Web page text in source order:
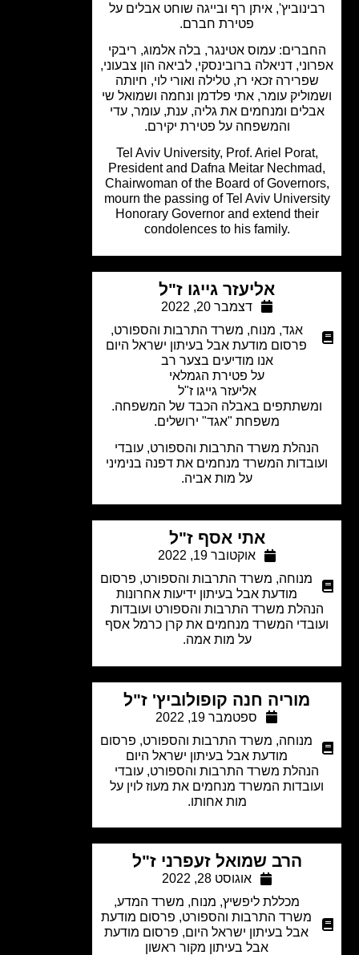
איתן רף ובייגה שוחט אבלים על
פטירת חברם.
עמוס אטינגר, בלה אלמוג, ריבקי
דניאלה ברובינסקי, לביאה הון צבעוני,
זכאי רז, טלילה ואורי לוי, חיותה
עומר, אתי פלדמן ונחמה ושמואל שי
ומנחמים את גליה, ענת, עומר, עדי
והמשפחה על פטירת יקירם.
Tel Aviv University, Prof. Ariel Porat,
President and Dafna Meitar
Chairwoman of the Board of
mourn the passing of Tel Aviv
Honorary Governor and extend
condolences to his family.
אליעזר גייגו ז"ל
דצמבר 20, 2022
אגד, מנוח,משרד התרבות והספורט,
פרסום מודעת אבל בעיתון ישראל היום
אנו מודיעים בצער רב
על פטירת הגמלאי
אליעזר גייגו ז"ל
באבלה הכבד של המשפחה.
משפחת "אגד" ירושלים.
משרד התרבות והספורט, עובדי
המשרד מנחמים את דפנה בנימיני
על מות אביה.
אתי אסף ז"ל
אוקטובר 19, 2022
מנוחה
משרד התרבות והספורט,פרסום
מודעת אבל בעיתון ידיעות אחרונות
משרד התרבות והספורט ועובדות
המשרד מנחמים את קרן כרמל אסף
על מות אמה.
מוריה חנה קופולוביץ' ז"ל
ספטמבר 19, 2022
מנוחה
משרד התרבות והספורט,פרסום
מודעת אבל בעיתון ישראל היום
משרד התרבות והספורט, עובדי
המשרד מנחמים את מעוז לוין על
מות אחותו.
הרב שמואל זעפרני ז"ל
אוגוסט 28, 2022
מכללת ליפשיץ,מנוח,משרד המדע,
משרד התרבות והספורט,פרסום מודעת
אבל בעיתון ישראל היום,פרסום מודעת
אבל בעיתון מקור ראשון